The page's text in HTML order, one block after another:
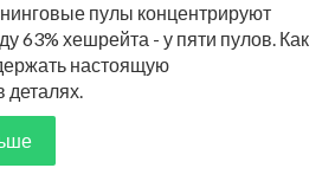
пулы концентрируют
63% хешрейта - у пяти пулов. Как
настоящую
деталях.